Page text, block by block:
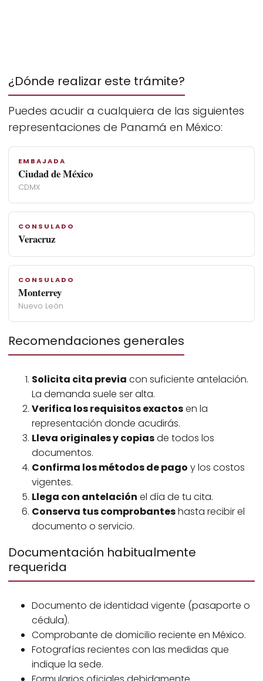
¿Dónde realizar este trámite?
Puedes acudir a cualquiera de las siguientes
representaciones de Panamá en México:
EMBAJADA
Ciudad de México
CDMX
CONSULADO
Veracruz
CONSULADO
Monterrey
Nuevo León
Recomendaciones generales
Solicita cita previa con suficiente antelación.
La demanda suele ser alta.
Verifica los requisitos exactosen la
representación donde acudirás.
Lleva originales y copiasde todos los
documentos.
Confirma los métodos de pago y los costos
vigentes.
Llega con antelación el día de tu cita.
Conserva tus comprobanteshasta recibir el
documento o servicio.
Documentación habitualmente
requerida
Documento de identidad vigente (pasaporte o
cédula).
Comprobante de domicilio reciente en México.
Fotografías recientes con las medidas que
indique la sede.